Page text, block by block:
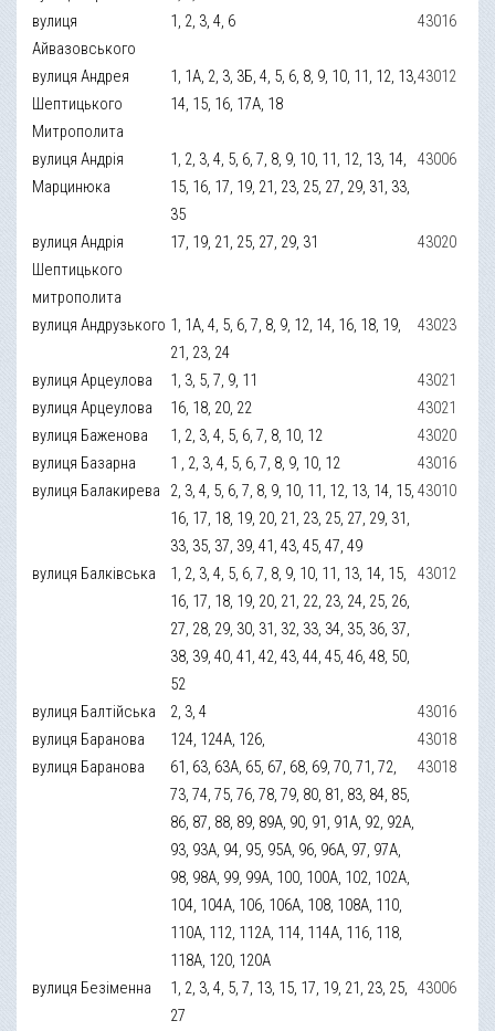
вулиця
Айвазовського
1, 2, 3, 4, 6 43016
вулиця Андрея
Шептицького
Митрополита
1, 1А, 2, 3, 3Б, 4, 5, 6, 8, 9, 10, 11, 12, 13,
14, 15, 16, 17А, 18
43012
вулиця Андрія
Марцинюка
1, 2, 3, 4, 5, 6, 7, 8, 9, 10, 11, 12, 13, 14,
15, 16, 17, 19, 21, 23, 25, 27, 29, 31, 33,
35
43006
вулиця Андрія
Шептицького
митрополита
17, 19, 21, 25, 27, 29, 31 43020
вулиця Андрузького 1, 1А, 4, 5, 6, 7, 8, 9, 12, 14, 16, 18, 19,
21, 23, 24
43023
вулиця Арцеулова 1, 3, 5, 7, 9, 11
43021
вулиця Арцеулова
16, 18, 20, 22
43021
вулиця Баженова
1, 2, 3, 4, 5, 6, 7, 8, 10, 12
43020
вулиця Базарна
1 , 2, 3, 4, 5, 6, 7, 8, 9, 10, 12
43016
вулиця Балакирева
2, 3, 4, 5, 6, 7, 8, 9, 10, 11, 12, 13, 14, 15,
16, 17, 18, 19, 20, 21, 23, 25, 27, 29, 31,
33, 35, 37, 39, 41, 43, 45, 47, 49
43010
вулиця Балківська
1, 2, 3, 4, 5, 6, 7, 8, 9, 10, 11, 13, 14, 15,
16, 17, 18, 19, 20, 21, 22, 23, 24, 25, 26,
27, 28, 29, 30, 31, 32, 33, 34, 35, 36, 37,
38, 39, 40, 41, 42, 43, 44, 45, 46, 48, 50,
52
43012
вулиця Балтійська 2, 3, 4
43016
вулиця Баранова
124, 124А, 126,
43018
вулиця Баранова
61, 63, 63А, 65, 67, 68, 69, 70, 71, 72,
73, 74, 75, 76, 78, 79, 80, 81, 83, 84, 85,
86, 87, 88, 89, 89А, 90, 91, 91А, 92, 92А,
93, 93А, 94, 95, 95А, 96, 96А, 97, 97А,
98, 98А, 99, 99А, 100, 100А, 102, 102А,
104, 104А, 106, 106А, 108, 108А, 110,
110А, 112, 112А, 114, 114А, 116, 118,
118А, 120, 120А
43018
вулиця Безіменна
1, 2, 3, 4, 5, 7, 13, 15, 17, 19, 21, 23, 25,
27
43006